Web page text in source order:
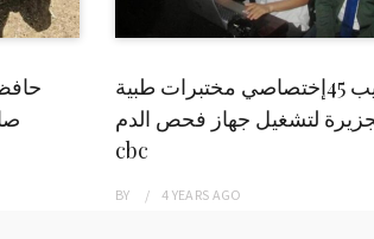
تدريب 45إختصاصي مختبرات طبية
لتشغيل جهاز فحص الدم
cbc
BY 4 YEARS AGO